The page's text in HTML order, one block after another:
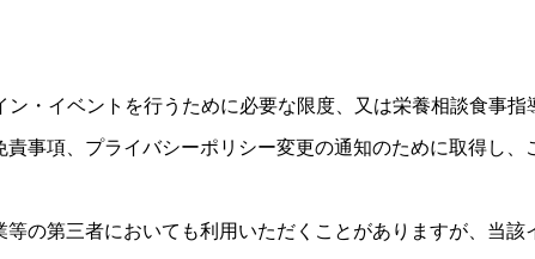
・イベントを行うために必要な限度、又は栄養相談食事指
事項、プライバシーポリシー変更の通知のために取得し、
の第三者においても利用いただくことがありますが、当該